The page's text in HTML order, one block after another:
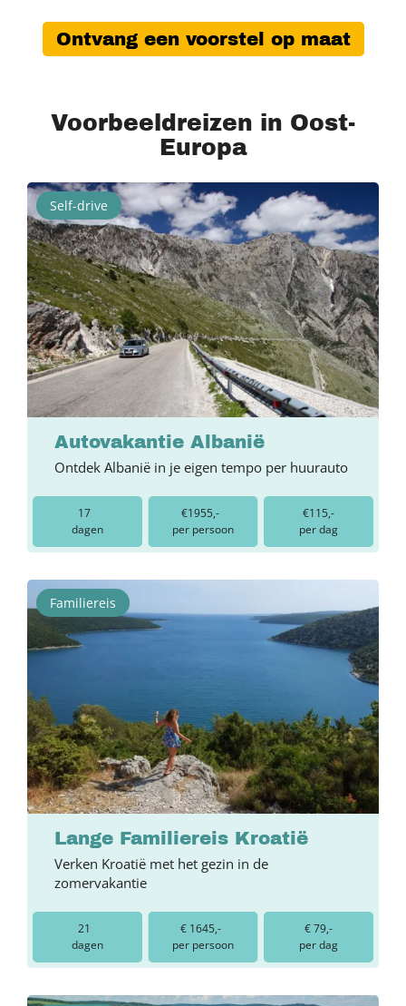
Ontvang een voorstel op maat
Voorbeeldreizen in Oost-
Europa
Self-drive
Autovakantie Albanië
Ontdek Albanië in je eigen tempo per huurauto
17
dagen
€1955,-
per persoon
€115,-
per dag
Familiereis
Lange Familiereis Kroatië
Verken Kroatië met het gezin in de
zomervakantie
21
dagen
€ 1645,-
per persoon
€ 79,-
per dag